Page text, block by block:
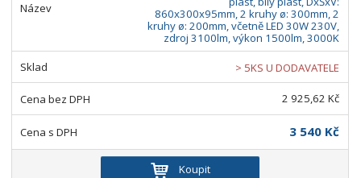
860x300x95mm, 2 kruhy ø: 300mm, 2
kruhy ø: 200mm, včetně LED 30W 230V,
zdroj 3100lm, výkon 1500lm, 3000K
> 5KS U DODAVATELE
2 925,62 Kč
3 540 Kč
Koupit